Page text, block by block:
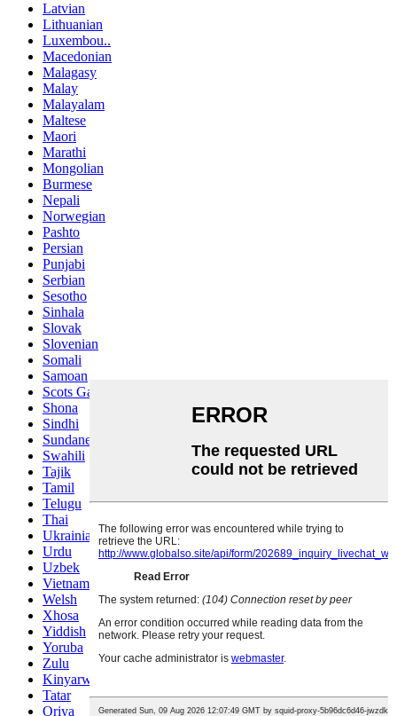
Latvian
Lithuanian
Luxembou..
Macedonian
Malagasy
Malay
Malayalam
Maltese
Maori
Marathi
Mongolian
Burmese
Nepali
Norwegian
Pashto
Persian
Punjabi
Serbian
Sesotho
Sinhala
Slovak
Slovenian
Somali
Samoan
Scots Gaelic
Shona
Sindhi
Sundanese
Swahili
Tajik
Tamil
Telugu
Thai
Ukrainian
Urdu
Uzbek
Vietnamese
Welsh
Xhosa
Yiddish
Yoruba
Zulu
Kinyarwanda
Tatar
Oriya